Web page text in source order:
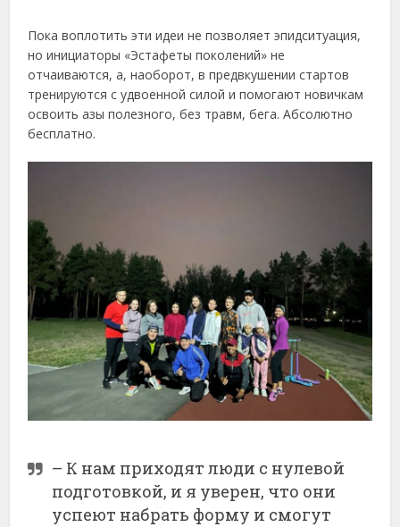
Пока воплотить эти идеи не позволяет эпидситуация,
но инициаторы «Эстафеты поколений» не
отчаиваются, а, наоборот, в предвкушении стартов
тренируются с удвоенной силой и помогают новичкам
освоить азы полезного, без травм, бега. Абсолютно
бесплатно.
– К нам приходят люди с нулевой
подготовкой, и я уверен, что они
успеют набрать форму и смогут